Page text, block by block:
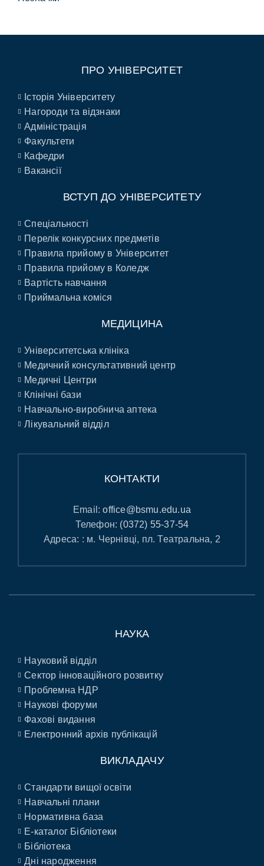
ПРО УНІВЕРСИТЕТ
Історія Університету
Нагороди та відзнаки
Адміністрація
Факультети
Кафедри
Вакансії
ВСТУП ДО УНІВЕРСИТЕТУ
Спеціальності
Перелік конкурсних предметів
Правила прийому в Університет
Правила прийому в Коледж
Вартість навчання
Приймальна коміся
МЕДИЦИНА
Університетська клініка
Медичний консультативний центр
Медичні Центри
Клінічні бази
Навчально-виробнича аптека
Лікувальний відділ
КОНТАКТИ
Email:office@bsmu.edu.ua
Телефон: (0372) 55-37-54
Адреса: : м. Чернівці, пл. Театральна, 2
НАУКА
Науковий відділ
Сектор інноваційного розвитку
Проблемна НДР
Наукові форуми
Фахові видання
Електронний архів публікацій
ВИКЛАДАЧУ
Стандарти вищої освіти
Навчальні плани
Нормативна база
E-каталог Бібліотеки
Бібліотека
Дні народження